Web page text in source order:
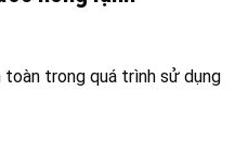
trong quá trình sử dụng